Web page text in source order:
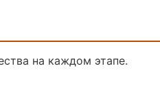
на каждом этапе.